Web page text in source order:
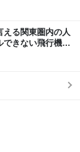
える関東圏内の人
きない飛行機代